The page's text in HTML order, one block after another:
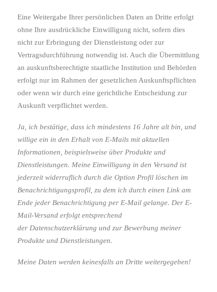
Eine Weitergabe Ihrer persönlichen Daten an Dritte erfolgt
ohne Ihre ausdrückliche Einwilligung nicht, sofern dies
nicht zur Erbringung der Dienstleistung oder zur
Vertragsdurchführung notwendig ist. Auch die Übermittlung
an auskunftsberechtigte staatliche Institution und Behörden
erfolgt nur im Rahmen der gesetzlichen Auskunftspflichten
oder wenn wir durch eine gerichtliche Entscheidung zur
Auskunft verpflichtet werden.
Ja, ich bestätige, dass ich mindestens 16 Jahre alt bin, und
willige ein in den Erhalt von E-Mails mit aktuellen
Informationen, beispielsweise über Produkte und
Dienstleistungen. Meine Einwilligung in den Versand ist
jederzeit widerruflich durch die Option Profil löschen im
Benachrichtigungsprofil, zu dem ich durch einen Link am
Ende jeder Benachrichtigung per E-Mail gelange. Der E-
Mail-Versand erfolgt entsprechend
der Datenschutzerklärung und zur Bewerbung meiner
Produkte und Dienstleistungen.
Meine Daten werden keinesfalls an Dritte weitergegeben!